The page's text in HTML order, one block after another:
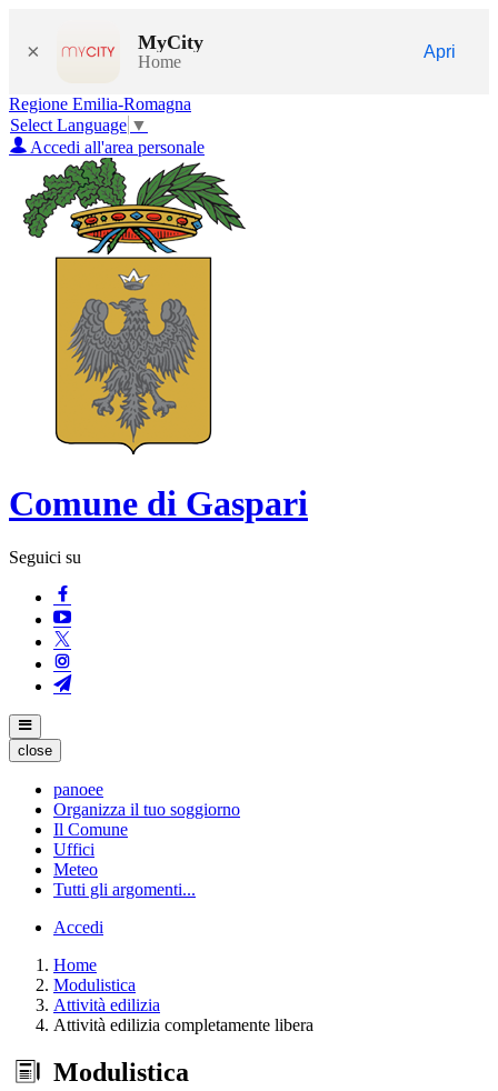
× MyCity
Home
Apri
Regione Emilia-Romagna
Select Language ▼
Accedi all'area personale
Comune di Gaspari
Seguici su
close
panoee
Organizza il tuo soggiorno
Il Comune
Uffici
Meteo
Tutti gli argomenti...
Accedi
Home
Modulistica
Attività edilizia
Attività edilizia completamente libera
Modulistica